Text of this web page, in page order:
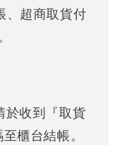
、超商取貨付
於收到『取貨
櫃台結帳。